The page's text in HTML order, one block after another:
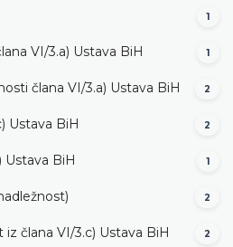
1
VI/3.а) Ustava BiH 1
člana VI/3.а) Ustava BiH 2
Ustava BiH 2
Ustava BiH 1
2
člana VI/3.c) Ustava BiH 2